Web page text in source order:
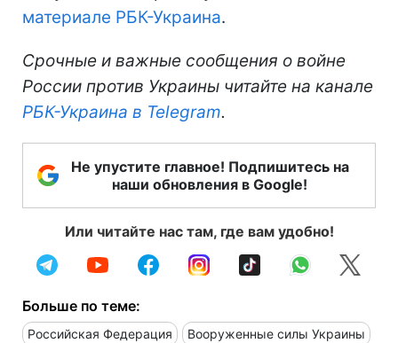
материале РБК-Украина.
Срочные и важные сообщения о войне
России против Украины читайте на канале
РБК-Украина в Telegram.
Не упустите главное! Подпишитесь на
наши обновления в Google!
Или читайте нас там, где вам удобно!
Больше по теме:
Российская Федерация Вооруженные силы Украины